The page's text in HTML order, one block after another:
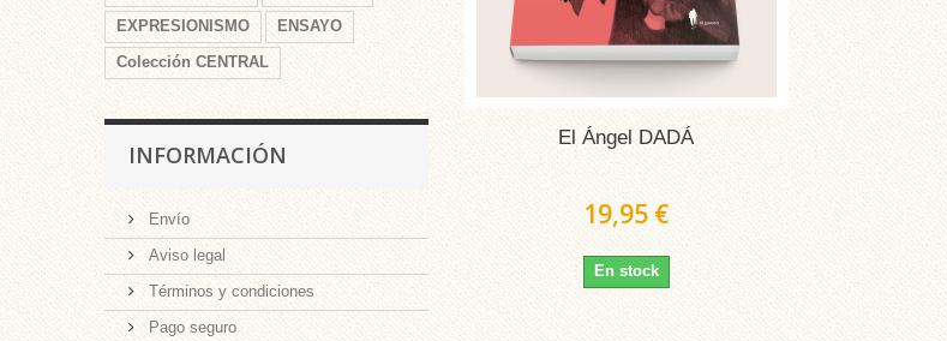
EXPRESIONISMO
ENSAYO
Colección CENTRAL
INFORMACIÓN
Envío
Aviso legal
Términos y condiciones
Pago seguro
El Ángel DADÁ
19,95 €
En stock